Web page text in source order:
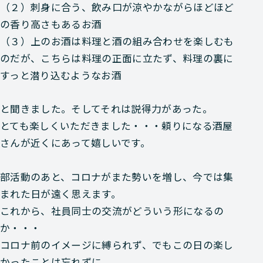
（２）刺身に合う、飲み口が涼やかながらほどほど
の香り高さもあるお酒
（３）上のお酒は料理と酒の組み合わせを楽しむも
のだが、こちらは料理の正面に立たず、料理の裏に
すっと潜り込むようなお酒
と聞きました。そしてそれは説得力があった。
とても楽しくいただきました・・・頼りになる酒屋
さんが近くにあって嬉しいです。
部活動のあと、コロナがまた勢いを増し、今では集
まれた日が遠く思えます。
これから、社員同士の交流がどういう形になるの
か・・・
コロナ前のイメージに縛られず、でもこの日の楽し